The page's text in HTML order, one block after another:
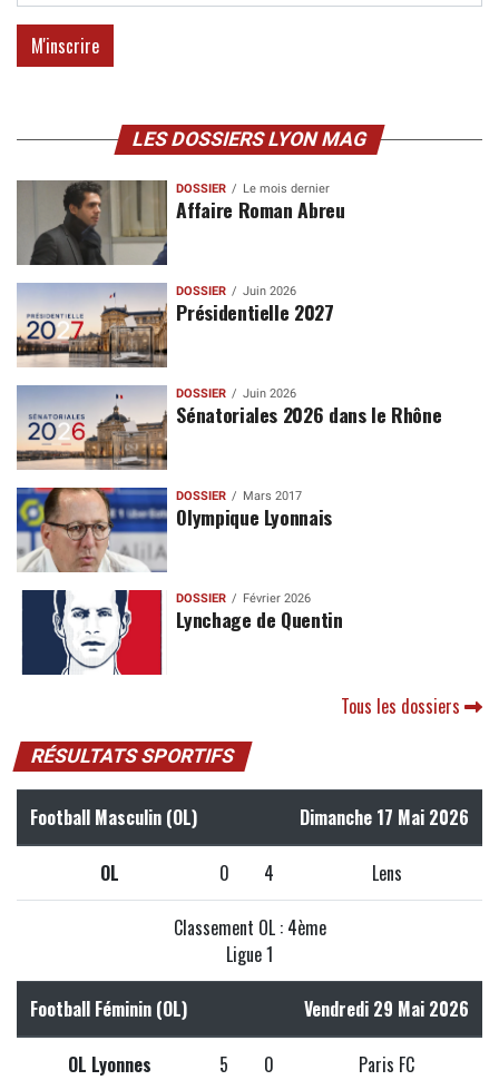
LES DOSSIERS LYON MAG
DOSSIER Le mois dernier
Affaire Roman Abreu
DOSSIER Juin 2026
Présidentielle 2027
DOSSIER Juin 2026
Sénatoriales 2026 dans le Rhône
DOSSIER Mars 2017
Olympique Lyonnais
DOSSIER Février 2026
Lynchage de Quentin
Tous les dossiers
RÉSULTATS SPORTIFS
Football Masculin (OL) Dimanche 17 Mai 2026
OL 0 4 Lens
Classement OL : 4ème
Ligue 1
Football Féminin (OL) Vendredi 29 Mai 2026
OL Lyonnes 5 0 Paris FC